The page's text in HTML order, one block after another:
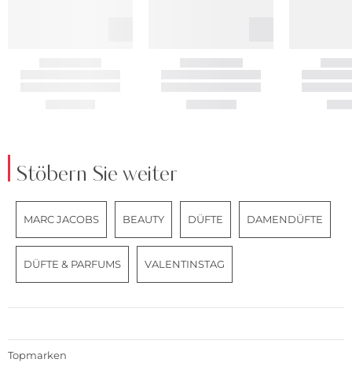
Stöbern Sie weiter
MARC JACOBS BEAUTY DÜFTE DAMENDÜFTE
DÜFTE & PARFUMS VALENTINSTAG
Topmarken